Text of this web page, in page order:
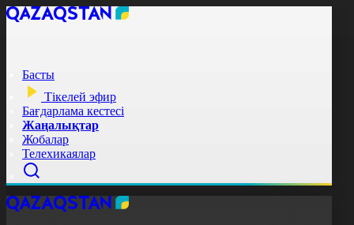
Басты
Тікелей эфир
Бағдарлама кестесі
Жаңалықтар
Жобалар
Телехикаялар